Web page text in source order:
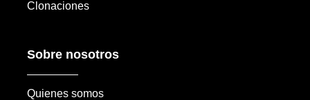
Clonaciones
Sobre nosotros
Quienes somos